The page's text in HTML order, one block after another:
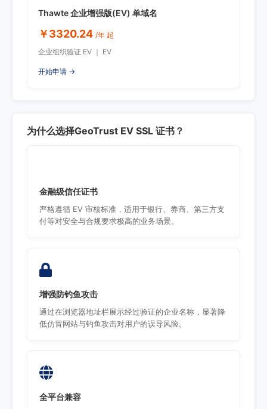
Thawte 企业增强版(EV) 单域名
￥3320.24 /年 起
企业组织验证 EV ｜ EV
开始申请 →
为什么选择GeoTrust EV SSL 证书？
金融级信任证书
严格遵循 EV 审核标准，适用于银行、券商、第三方支
付等对安全与合规要求极高的业务场景。
增强防钓鱼攻击
通过在浏览器地址栏展示经过验证的企业名称，显著降
低仿冒网站与钓鱼攻击对用户的误导风险。
全平台兼容